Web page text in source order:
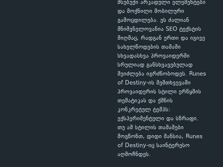
მსუბუქი არკადული ელემენტები
და მოქნილი მობილური
გამოცდილება. ეს ძალიან
მნიშვნელოვანია SEO ტექსტის
მიღმაც, რადგან ერთი და იგივე
სახელწოდების თამაში
სხვადასხვა პროვაიდერში
სრულიად განსხვავებულად
შეიძლება იგრძნობოდეს. Runes
of Destiny-ის შემთხვევაში
პროვაიდერის სტილი ერწყმის
თემატიკას და ქმნის
კონკრეტულ ტემპს:
ექსპერიმენტული და სწრაფი.
თუ ამ სტილის თამაშები
მოგწონთ, დიდი შანსია, Runes
of Destiny-იც საინტერესო
აღმოჩნდეს.